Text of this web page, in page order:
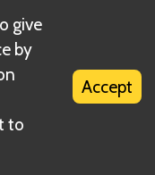
Comunidad, el
para
El Señor
su precioso
del Anillo,
última
de la
give
by
to
Accept